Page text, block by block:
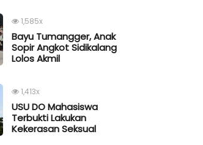
1,585x
Bayu Tumangger, Anak
Sopir Angkot Sidikalang
Lolos Akmil
1,413x
USU DO Mahasiswa
Terbukti Lakukan
Kekerasan Seksual